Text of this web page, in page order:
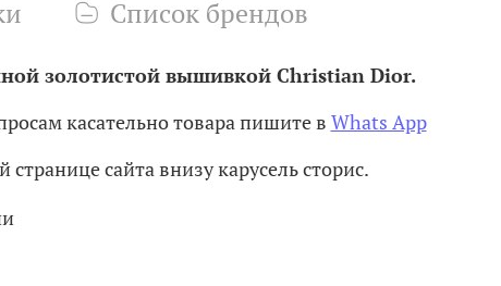
Список брендов
золотистой вышивкой Christian Dior.
касательно товара пишите в Whats App
странице сайта внизу карусель сторис.